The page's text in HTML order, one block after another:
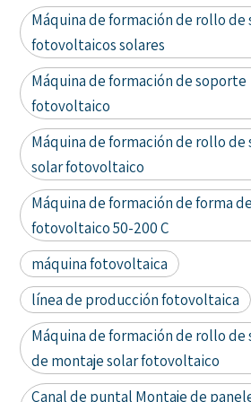
Máquina de formación de rollo de
fotovoltaicos solares
Máquina de formación de soporte
fotovoltaico
Máquina de formación de rollo de
solar fotovoltaico
Máquina de formación de forma
fotovoltaico 50-200 C
máquina fotovoltaica
línea de producción fotovoltaica
Máquina de formación de rollo de
de montaje solar fotovoltaico
Canal de puntal Montaje de